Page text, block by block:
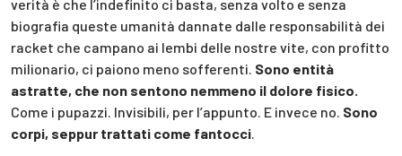
verità è che l’indefinito ci basta, senza volto e senza
biografia queste umanità dannate dalle responsabilità dei
racket che campano ai lembi delle nostre vite, con profitto
milionario, ci paiono meno sofferenti. Sono entità
astratte, che non sentono nemmeno il dolore fisico.
Come i pupazzi. Invisibili, per l’appunto. E invece no. Sono
corpi, seppur trattati come fantocci